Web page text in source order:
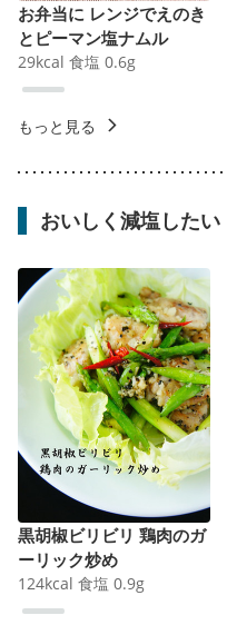
お弁当に レンジでえのき
とピーマン塩ナムル
29kcal 食塩 0.6g
もっと見る
おいしく減塩したい
黒胡椒ビリビリ 鶏肉のガ
ーリック炒め
124kcal 食塩 0.9g